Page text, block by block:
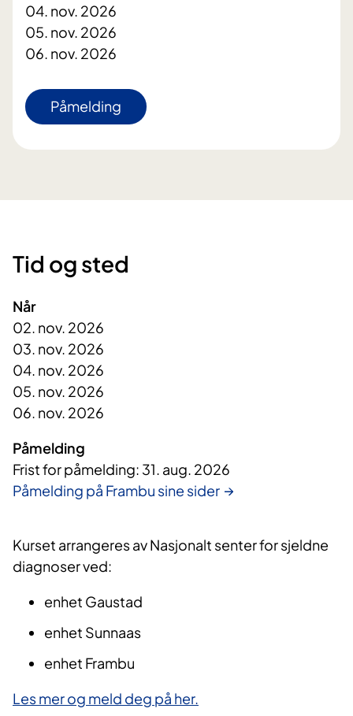
04. nov. 2026
05. nov. 2026
06. nov. 2026
Påmelding
Tid og sted
Når
02. nov. 2026
03. nov. 2026
04. nov. 2026
05. nov. 2026
06. nov. 2026
Påmelding
Frist for påmelding: 31. aug. 2026
Påmelding på Frambu sine sider
Kurset arrangeres av Nasjonalt senter for sjeldne
diagnoser ved:
enhet Gaustad
enhet Sunnaas
enhet Frambu
Les mer og meld deg på her.